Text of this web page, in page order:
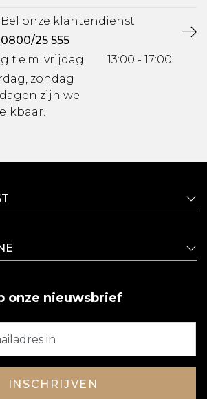
Bel onze klantendienst
0800/25 555
t.e.m. vrijdag
zondag
zijn we
13:00 - 17:00
onze nieuwsbrief
INSCHRIJVEN